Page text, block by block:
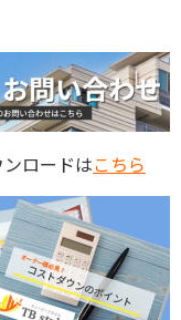
ロードはこちら